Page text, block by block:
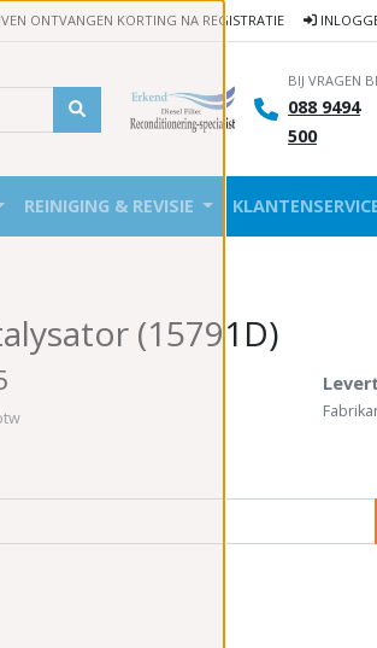
ONTVANGEN KORTING NA REGISTRATIE
BIJ VRAGEN
088 9494
500
REINIGING & REVISIE
(15791D)